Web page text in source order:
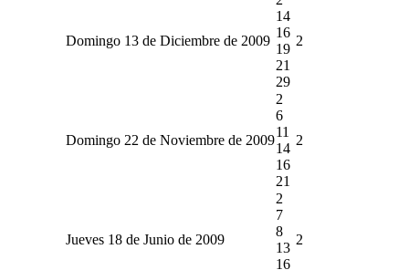
Domingo 13 de Diciembre de 2009
14
16
19
21
29
2
Domingo 22 de Noviembre de 2009
2
6
11
14
16
21
2
Jueves 18 de Junio de 2009
2
7
8
13
16
2